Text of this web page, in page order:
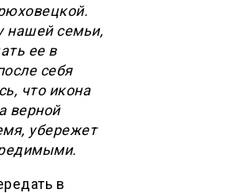
нашей семьи,
ее в
себя
что икона
верной
убережет
в